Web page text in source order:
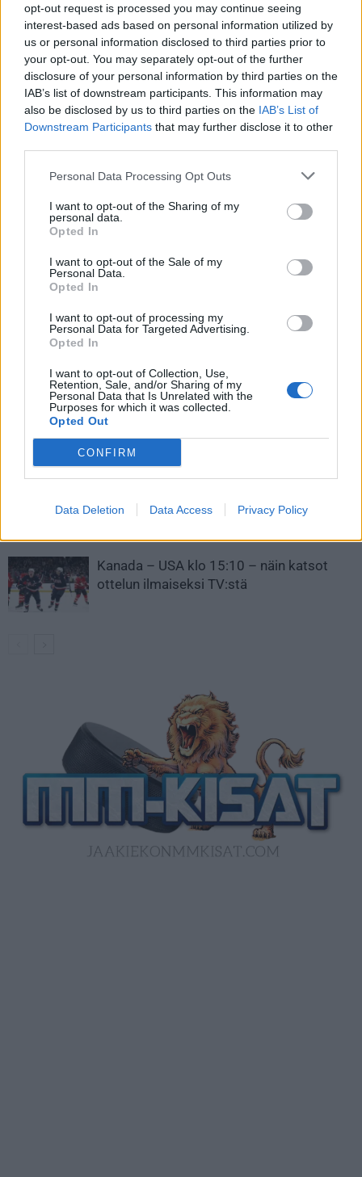
opt-out request is processed you may continue seeing
interest-based ads based on personal information utilized by
us or personal information disclosed to third parties prior to
your opt-out. You may separately opt-out of the further
disclosure of your personal information by third parties on the
IAB’s list of downstream participants. This information may
also be disclosed by us to third parties on the IAB’s List of
Downstream Participants that may further disclose it to other
Personal Data Processing Opt Outs
I want to opt-out of the Sharing of my
personal data.
Opted In
I want to opt-out of the Sale of my
Personal Data.
Opted In
I want to opt-out of processing my
Personal Data for Targeted Advertising.
Opted In
I want to opt-out of Collection, Use,
Retention, Sale, and/or Sharing of my
Personal Data that Is Unrelated with the
Purposes for which it was collected.
Opted Out
CONFIRM
Data Deletion Data Access Privacy Policy
enemmän. Mikäli kuitenkin suomalaisvahtien Saroksen ja
Kevin Lankisen kausi päättyy runkosarjaan, on heille
varmasti kauden jälkeen kysyntää myösSuomen joukkueessa
MM-kisoissa.
Edellinen artikkeli
Älytön ratkaisu
pudotuspelisarjalle – kiekko
seiskapelin jatkoerässä
keskialueelta maaliin!
IL: Patrik Laine avoimena MM-
kisoista – ”Aina kisat
LIITTYVÄT ARTIKKELIT LISÄÄ TEKIJÄLTÄ
Leijonat julkisti ketjut Sveitsi-peliin –
Aleksander Barkov tekee paluun
kaukaloon
divisioonassa – sai samasta tilanteesta
Kanada – USA klo 15:10 – näin katsot
ottelun ilmaiseksi TV:stä